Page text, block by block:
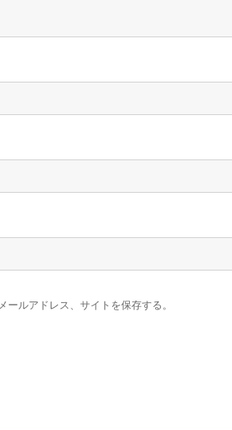
ルアドレス、サイトを保存する。